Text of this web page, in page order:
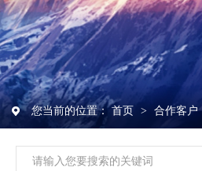
您当前的位置： 首页 > 合作客户